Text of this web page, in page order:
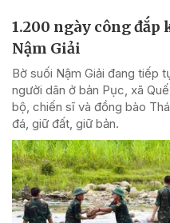
1.200 ngày công đắp
Nậm Giải
Bờ suối Nậm Giải đang tiếp
người dân ở bản Pục, xã
bộ, chiến sĩ và đồng bào
đá, giữ đất, giữ bản.